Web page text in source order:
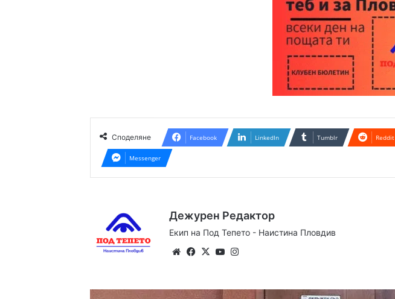
Споделяне Facebook LinkedIn Tumblr Reddit
Messenger
Дежурен Редактор
Екип на Под Тепето - Наистина Пловдив
WebsiteFacebook
X YouTube